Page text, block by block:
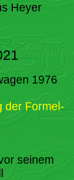
Heyer
1976
der Formel-
seinem